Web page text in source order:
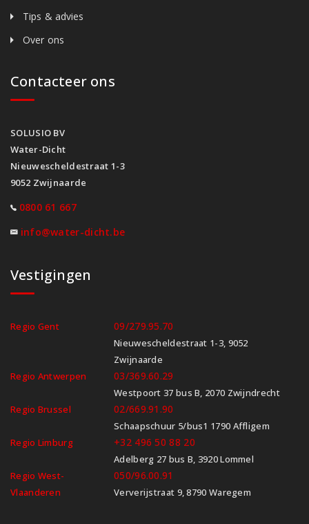
Tips & advies
Over ons
Contacteer ons
SOLUSIO BV
Water-Dicht
Nieuwescheldestraat 1-3
9052 Zwijnaarde
0800 61 667
info@water-dicht.be
Vestigingen
Regio Gent 09/279.95.70
Nieuwescheldestraat 1-3, 9052
Zwijnaarde
Regio Antwerpen
03/369.60.29
Westpoort 37 bus B, 2070 Zwijndrecht
Regio Brussel
02/669.91.90
Schaapschuur 5/bus1 1790 Affligem
Regio Limburg
+32 496 50 88 20
Adelberg 27 bus B, 3920 Lommel
Regio West-
Vlaanderen
050/96.00.91
Ververijstraat 9, 8790 Waregem